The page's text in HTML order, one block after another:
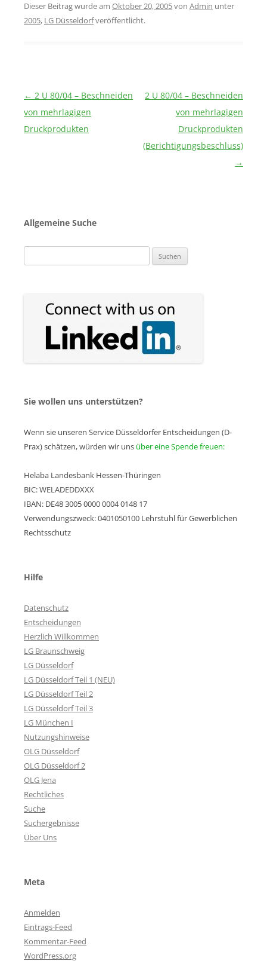
Dieser Beitrag wurde am Oktober 20, 2005von Admin unter
2005, LG Düsseldorfveröffentlicht.
Beitragsnavigation
← 2 U 80/04 – Beschneiden
von mehrlagigen
Druckprodukten
2 U 80/04 – Beschneiden
von mehrlagigen
Druckprodukten
(Berichtigungsbeschluss)
→
Allgemeine Suche
nach:
Sie wollen uns unterstützen?
Wenn sie unseren Service Düsseldorfer Entscheidungen (D-
Prax) schätzen, würden wir uns über eine Spende freuen:
Helaba Landesbank Hessen-Thüringen
BIC: WELADEDDXXX
IBAN: DE48 3005 0000 0004 0148 17
Verwendungszweck: 0401050100 Lehrstuhl für Gewerblichen
Rechtsschutz
Hilfe
Datenschutz
Entscheidungen
Herzlich Willkommen
LG Braunschweig
LG Düsseldorf
LG Düsseldorf Teil 1 (NEU)
LG Düsseldorf Teil 2
LG Düsseldorf Teil 3
LG München I
Nutzungshinweise
OLG Düsseldorf
OLG Düsseldorf 2
OLG Jena
Rechtliches
Suche
Suchergebnisse
Über Uns
Meta
Anmelden
Eintrags-Feed
Kommentar-Feed
WordPress.org